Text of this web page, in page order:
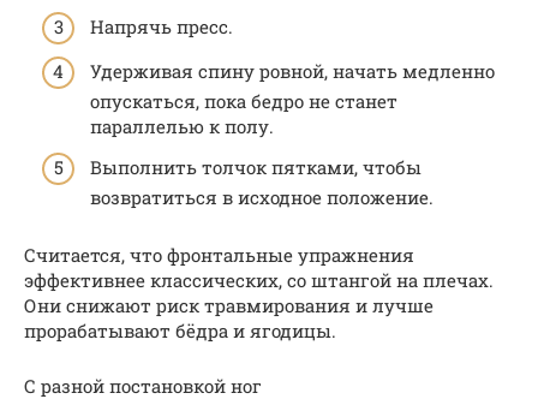
Напрячь пресс.
Удерживая спину ровной, начать медленно
опускаться, пока бедро не станет
параллелью к полу.
Выполнить толчок пятками, чтобы
возвратиться в исходное положение.
Считается, что фронтальные упражнения
эффективнее классических, со штангой на плечах.
Они снижают риск травмирования и лучше
прорабатывают бёдра и ягодицы.
С разной постановкой ног